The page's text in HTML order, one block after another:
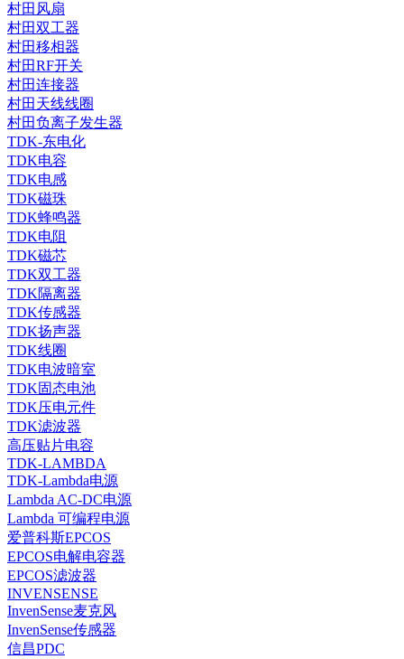
村田风扇
村田双工器
村田移相器
村田RF开关
村田连接器
村田天线线圈
村田负离子发生器
TDK-东电化
TDK电容
TDK电感
TDK磁珠
TDK蜂鸣器
TDK电阻
TDK磁芯
TDK双工器
TDK隔离器
TDK传感器
TDK扬声器
TDK线圈
TDK电波暗室
TDK固态电池
TDK压电元件
TDK滤波器
高压贴片电容
TDK-LAMBDA
TDK-Lambda电源
Lambda AC-DC电源
Lambda 可编程电源
爱普科斯EPCOS
EPCOS电解电容器
EPCOS滤波器
INVENSENSE
InvenSense麦克风
InvenSense传感器
信昌PDC